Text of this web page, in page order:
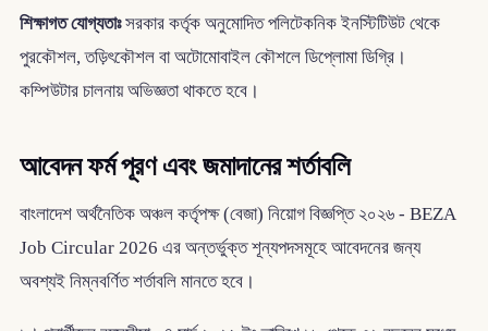
শিক্ষাগত যোগ্যতাঃসরকার কর্তৃক অনুমোদিত পলিটেকনিক ইনস্টিটিউট থেকে
পুরকৌশল, তড়িৎকৌশল বা অটোমোবাইল কৌশলে ডিপ্লোমা ডিগ্রি।
কম্পিউটার চালনায় অভিজ্ঞতা থাকতে হবে।
আবেদন ফর্ম পূরণ এবং জমাদানের শর্তাবলি
বাংলাদেশ অর্থনৈতিক অঞ্চল কর্তৃপক্ষ (বেজা) নিয়োগ বিজ্ঞপ্তি ২০২৬ - BEZA
Job Circular 2026 এর অন্তর্ভুক্ত শূন্যপদসমূহে আবেদনের জন্য
অবশ্যই নিম্নবর্ণিত শর্তাবলি মানতে হবে।